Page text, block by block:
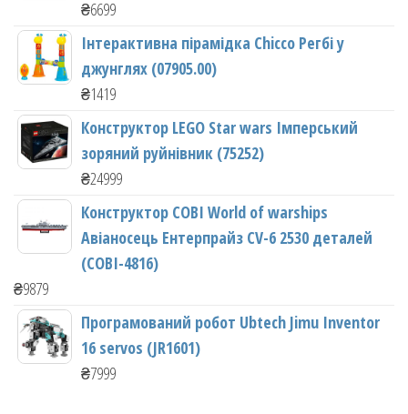
₴6699
Інтерактивна пірамідка Chicco Регбі у
джунглях (07905.00)
₴1419
Конструктор LEGO Star wars Імперський
зоряний руйнівник (75252)
₴24999
Конструктор COBI World of warships
Авіаносець Ентерпрайз CV-6 2530 деталей
(COBI-4816)
₴9879
Програмований робот Ubtech Jimu Inventor
16 servos (JR1601)
₴7999